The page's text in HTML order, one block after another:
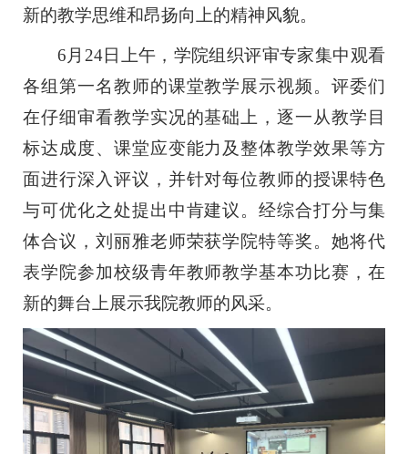
新的教学思维和昂扬向上的精神风貌。
6月24日上午，学院组织评审专家集中观看
各组第一名教师的课堂教学展示视频。评委们
在仔细审看教学实况的基础上，逐一从教学目
标达成度、课堂应变能力及整体教学效果等方
面进行深入评议，并针对每位教师的授课特色
与可优化之处提出中肯建议。经综合打分与集
体合议，刘丽雅老师荣获学院特等奖。她将代
表学院参加校级青年教师教学基本功比赛，在
新的舞台上展示我院教师的风采。